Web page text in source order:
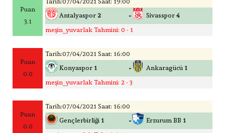
Puan
3.1
Antalyaspor 2 - Sivasspor 4
meşin_yuvarlak Tahmini: 0 - 1
Puan
0.0
Tarih:07/04/2021 Saat: 16:00
Konyaspor 1 - Ankaragücü 1
meşin_yuvarlak Tahmini: 2 - 3
Puan
0.0
Tarih:07/04/2021 Saat: 16:00
Gençlerbirliği 1 - Erzurum BB 1